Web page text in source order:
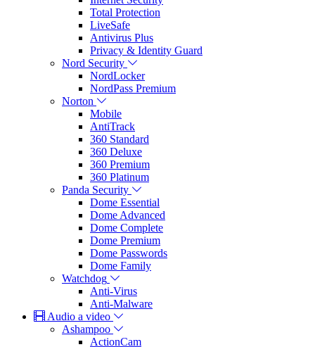
Total Protection
LiveSafe
Antivirus Plus
Privacy & Identity Guard
Nord Security
NordLocker
NordPass Premium
Norton
Mobile
AntiTrack
360 Standard
360 Deluxe
360 Premium
360 Platinum
Panda Security
Dome Essential
Dome Advanced
Dome Complete
Dome Premium
Dome Passwords
Dome Family
Watchdog
Anti-Virus
Anti-Malware
Audio a video
Ashampoo
ActionCam